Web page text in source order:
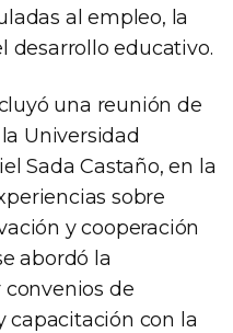
al empleo, la
desarrollo educativo.
una reunión de
Universidad
Sada Castaño, en la
sobre
y cooperación
abordó la
de
capacitación con la